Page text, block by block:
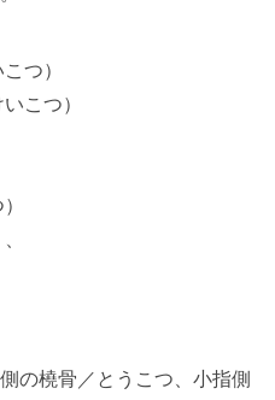
つ）
こつ）
の橈骨／とうこつ、小指側